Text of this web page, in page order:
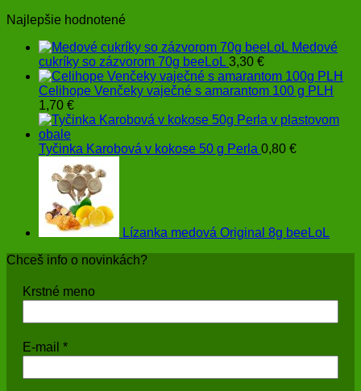
4,30 €
Najlepšie hodnotené
Medové
cukríky so zázvorom 70g beeLoL 3,30 €
Celihope Venčeky vaječné s amarantom 100 g PLH
1,70 €
Tyčinka Karobová v kokose 50 g Perla 0,80 €
Lízanka medová Original 8g beeLoL
Chceš info o novinkách?
Krstné meno
E-mail *